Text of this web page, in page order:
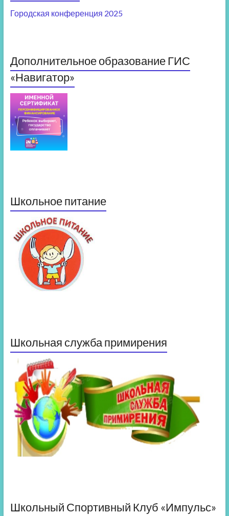
Городская конференция 2025
Дополнительное образование ГИС
«Навигатор»
Школьное питание
Школьная служба примирения
Школьный Спортивный Клуб «Импульс»